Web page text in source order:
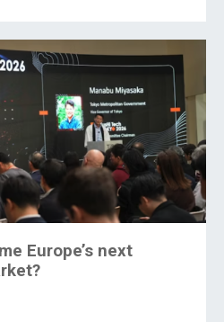
Europe’s next